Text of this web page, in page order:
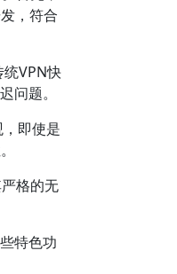
，符合
VPN快
问题。
即使是
格的无
特色功